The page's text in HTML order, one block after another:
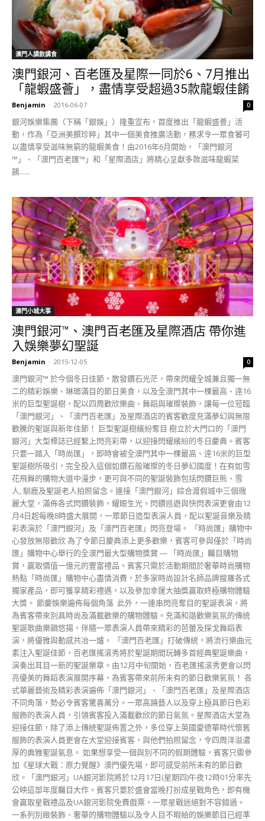
澳門人講飲講食
澳門銀河、百老匯及星際一同於6、7月推出
「龍蝦盛薈」，盡情享受超過35款龍蝦佳餚
Benjamin - 2016-06-07 0
銀河娛樂集團（下稱「銀娛」）隆重宣布，首度推出「龍蝦盛薈」活
動，作為「亞洲美饌珍粹」其中一個美食推廣活動，務求令一眾食饕可
以盡情享受滋味無窮的龍蝦美食！由2016年6月開始，「澳門銀河
™」、「澳門百老匯™」和「星際酒店」將精心呈獻多款滋味龍蝦菜
餚......
澳門小城大事
澳門銀河™、澳門百老匯及星際酒店 帶你進
入娛樂夢幻聖誕
Benjamin - 2015-12-05 0
澳門銀河™ 於今個冬日佳節，散發鑽石光茫，帶來閃耀全城兼且獨一無
二的精彩娛樂、琳瑯滿目的節日美食，以及全澳門其中一棵最高、逹16
米的巨型聖誕樹，配以四周歡欣樂曲、舞蹈與璀璨裝飾，讓每一位蒞臨
「澳門銀河」、「澳門百老匯」及星際酒店的賓客歡度充滿夢幻與無限
歡騰的聖誕與新年佳節！ 巨型聖誕樹繽紛奪目 樹立於大門口的「澳門
銀河」大型標誌已經繫上閃亮彩帶，以迎接閃耀繽紛的冬日慶典。賓客
只要一踏入「時尚匯」，即時會被全澳門其中一棵最高、逹16米的巨型
聖誕樹所吸引，完全投入這個如鑽石般璀璨的冬日夢幻國度！在有如雪
花飛舞的購物大道中漫步，更可與不同的聖誕裝飾包括閃鑽巨熊、雪
人, 馴鹿及聖誕老人拍照留念。連接「澳門銀河」綜合渡假城中三個瑰
麗大堂，滿佈各式閃鑽裝飾，耀眼生光。閃鑽巡遊與快閃表演更會由12
月4日起每晚8時盛大展開，一眾節日造型表演人員，配以聖誕音樂及精
彩表演於「澳門銀河」及「澳門百老匯」閃亮登場。 「時尚匯」購物中
心發放無限歡欣 為了令節日慶典添上更多歡樂，賓客可參與僅於「時尚
匯」購物中心舉行的全澳門最大型購物獎賞 — 「時尚匯」矚目購物
賞，贏取價值一億元的豐富禮品。賓客只需於活動期間於奢華時尚購物
熱點「時尚匯」購物中心盡情消費，於多家時尚設計名師品牌搜羅各式
獨家產品，即可獲享精彩禮遇，以及參加幸運大抽獎贏取終極購物體驗
大獎。 節慶娛樂遍佈每個角落 此外，一連串閃亮奪目的聖誕表演，將
為賓客帶來別具時尚及滿載歡樂的購物體驗。充滿和諧歡樂氣氛的傳統
聖誕歌曲樂韻悠揚，伴隨一眾表演人員帶來精彩的芭蕾及探戈舞蹈表
演，將優雅與動感共冶一爐。 「澳門百老匯」打破傳統，將流行樂曲元
素注入聖誕佳節，百老匯搖滾秀將於聖誕期間玩轉多首經典聖誕樂曲，
演奏出耳目一新的聖誕樂章。由12月中旬開始，百老匯搖滾秀更會以閃
亮優美的舞蹈表演展開序幕，為賓客帶來前所未有的節日歡樂氣氛！ 各
式華麗藝術及精彩表演遍佈「澳門​​銀河」、「澳門百老匯」及星際酒店
不同角落，勢必令賓客驚喜萬分。一眾高蹺藝人以及穿上極具節日色彩
服飾的表演人員，引領賓客投入滿載歡欣的節日氣氛。星際酒店大堂為
迎接住節，除了添上傳統聖誕佈置之外，多位穿上英國愛德華時代懷舊
服飾的表演人員更會在大堂迎接賓客，與他們拍照留念，令四周洋溢濃
厚的典雅聖誕氣息。 如果想享受一個與別不同的假期體驗，賓客只需參
加《星球大戰：原力覺醒》澳門優先場，即可感受前所未有的節日歡
欣。「澳門銀河」UA銀河影院將於12月17日(星期四)午夜12時01分率先
公映這部年度矚目大作。賓客只要於盛會當晚打扮成星戰角色，即有機
會贏取星戰禮品及UA銀河影院免費戲票，一眾星戰迷絕對不容錯過。
一系列別緻裝飾、奢華的購物體驗以及令人目不暇給的娛樂節目已經準